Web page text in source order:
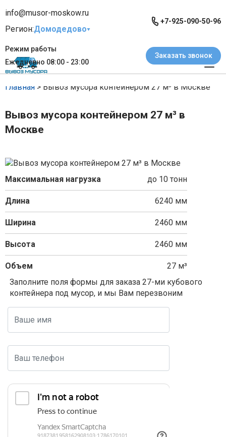
info@musor-moskow.ru
Регион:Домодедово
+7-925-090-50-96
Режим работы
Ежедневно 08:00 - 23:00
Заказать звонок
Главная > Вывоз мусора контейнером 27 м³ в Москве
Вывоз мусора контейнером 27 м³ в
Москве
Максимальная нагрузка до 10 тонн
Длина 6240 мм
Ширина 2460 мм
Высота 2460 мм
Объем
27 м³
Заполните поля формы для заказа 27-ми кубового
контейнера под мусор, и мы Вам перезвоним